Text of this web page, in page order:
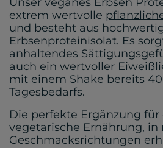
extrem wertvolle
und besteht aus
Erbsenproteinisolat. Es
anhaltendes
auch ein wertvoller
mit einem Shake bereits 40
Tagesbedarfs.
Die perfekte Ergänzung
vegetarische Ernährung, in
Geschmacksrichtungen